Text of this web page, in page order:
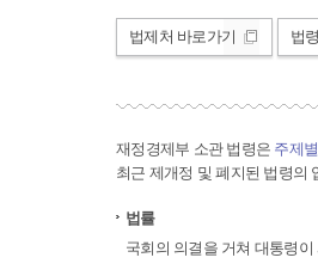
법제처 바로가기 법
재정경제부 소관 법령은 주제
최근 제개정 및 폐지된 법령의
법률
국회의 의결을 거쳐 대통령